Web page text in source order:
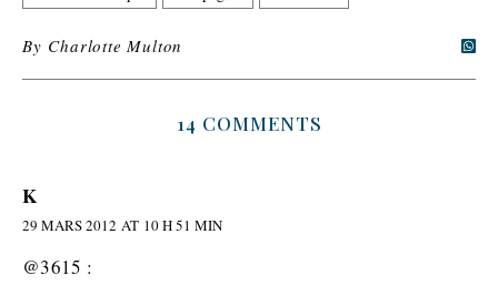
By Charlotte Multon
14 COMMENTS
K
29 MARS 2012 AT 10 H 51 MIN
@3615 :